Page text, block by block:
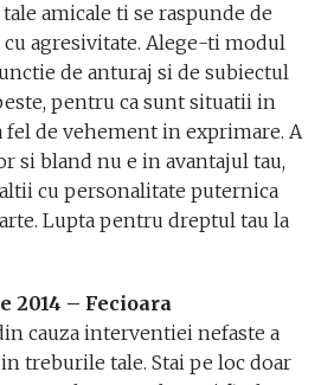
amicale ti se raspunde de
agresivitate. Alege-ti modul
de anturaj si de subiectul
pentru ca sunt situatii in
fel de vehement in exprimare. A
si bland nu e in avantajul tau,
cu personalitate puternica
Lupta pentru dreptul tau la
2014 – Fecioara
cauza interventiei nefaste a
treburile tale. Stai pe loc doar